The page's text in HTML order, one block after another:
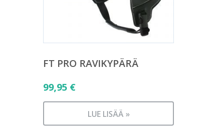
FT PRO RAVIKYPÄRÄ
99,95 €
LUE LISÄÄ »